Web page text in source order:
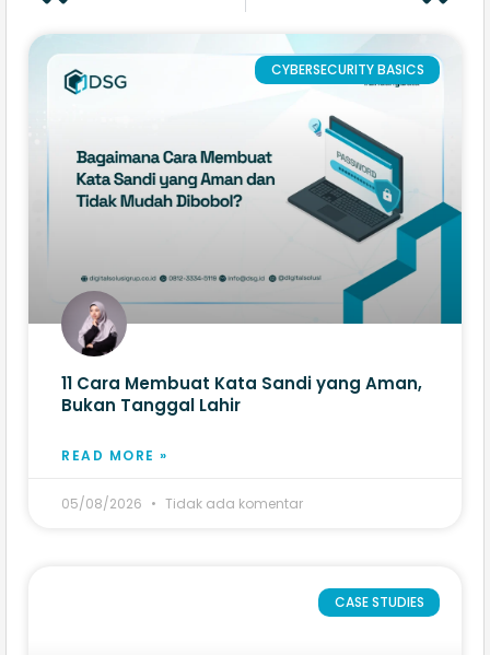
CYBERSECURITY BASICS
11 Cara Membuat Kata Sandi yang Aman,
Bukan Tanggal Lahir
READ MORE »
05/08/2026 Tidak ada komentar
CASE STUDIES